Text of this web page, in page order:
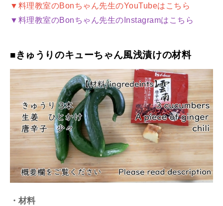
▼料理教室のBonちゃん先生のYouTubeはこちら
▼料理教室のBonちゃん先生のInstagramはこちら
■きゅうりのキューちゃん風浅漬けの材料
・材料